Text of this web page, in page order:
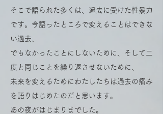
そこで語られた多くは、過去に受けた性暴力
です。今語ったところで変えることはできな
い過去、
でもなかったことにしないために、そして二
度と同じことを繰り返させないために、
未来を変えるためにわたしたちは過去の痛み
を語りはじめたのだと思います。
あの夜がはじまりまでした。